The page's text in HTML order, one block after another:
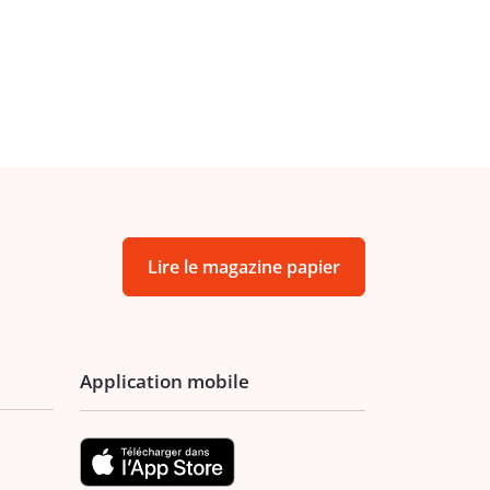
Lire le magazine papier
Application mobile